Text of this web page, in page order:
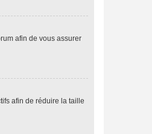
afin de vous assurer
afin de réduire la taille